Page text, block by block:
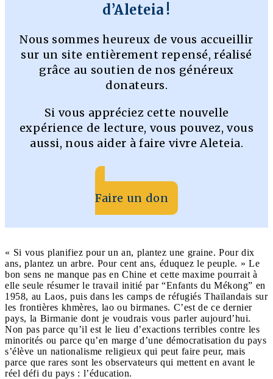
d’Aleteia !
Nous sommes heureux de vous accueillir
sur un site entièrement repensé, réalisé
grâce au soutien de nos généreux
donateurs.
Si vous appréciez cette nouvelle
expérience de lecture, vous pouvez, vous
aussi, nous aider à faire vivre Aleteia.
Faire un don
« Si vous planifiez pour un an, plantez une graine. Pour dix
ans, plantez un arbre. Pour cent ans, éduquez le peuple. » Le
bon sens ne manque pas en Chine et cette maxime pourrait à
elle seule résumer le travail initié par “Enfants du Mékong” en
1958, au Laos, puis dans les camps de réfugiés Thaïlandais sur
les frontières khmères, lao ou birmanes. C’est de ce dernier
pays, la Birmanie dont je voudrais vous parler aujourd’hui.
Non pas parce qu’il est le lieu d’exactions terribles contre les
minorités ou parce qu’en marge d’une démocratisation du pays
s’élève un nationalisme religieux qui peut faire peur, mais
parce que rares sont les observateurs qui mettent en avant le
réel défi du pays : l’éducation.